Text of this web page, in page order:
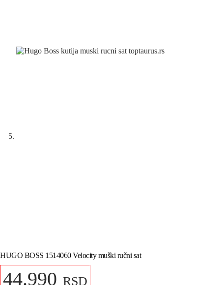
HUGO BOSS 1514060 Velocity muški ručni sat
44.990 RSD